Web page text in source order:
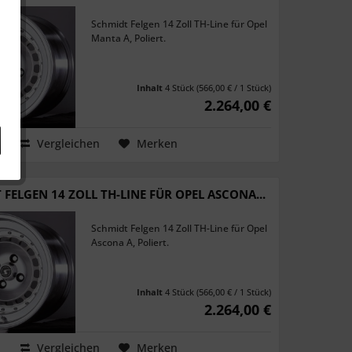
Schmidt Felgen 14 Zoll TH-Line für Opel
Manta A, Poliert.
Inhalt 4 Stück (566,00 € / 1 Stück)
2.264,00 €
Vergleichen Merken
FELGEN 14 ZOLL TH-LINE FÜR OPEL ASCONA...
Schmidt Felgen 14 Zoll TH-Line für Opel
Ascona A, Poliert.
Inhalt 4 Stück (566,00 € / 1 Stück)
2.264,00 €
Vergleichen Merken